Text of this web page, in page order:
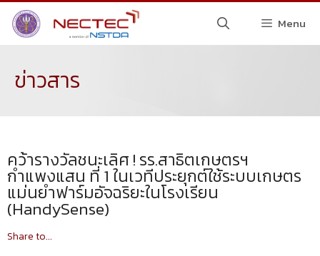
Menu
ข่าวสาร
คว้ารางวัลชนะเลิศ ! รร.สาธิตเกษตรฯ
กำแพงแสน ที่ 1 ในเวทีประยุกต์ใช้ระบบเกษตร
แม่นยำฟาร์มอัจฉริยะในโรงเรียน
(HandySense)
Share to...